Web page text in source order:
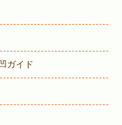
ガイド